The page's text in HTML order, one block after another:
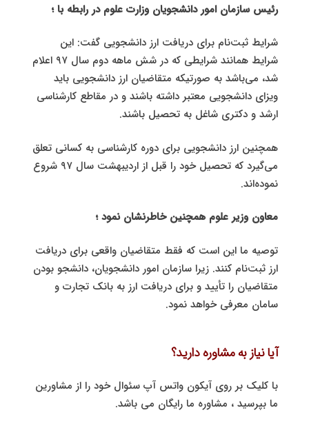
رئیس سازمان امور دانشجویان وزارت علوم در رابطه با ؛
شرایط ثبت‌نام برای دریافت ارز دانشجویی گفت: این
شرایط همانند شرایطی که در شش ماهه دوم سال ۹۷ اعلام
شد، می‌باشد به‌ صورتیکه متقاضیان ارز دانشجویی باید
ویزای دانشجویی معتبر داشته باشند و در مقاطع کارشناسی
ارشد و دکتری شاغل به تحصیل باشند.
همچنین ارز دانشجویی برای دوره کارشناسی به کسانی تعلق
می‌گیرد که تحصیل خود را قبل از اردیبهشت سال ۹۷ شروع
نموده‌اند.
معاون وزیر علوم همچنین خاطرنشان نمود ؛
توصیه ما این است که فقط متقاضیان واقعی برای دریافت
ارز ثبت‌نام کنند. زیرا سازمان امور دانشجویان، دانشجو بودن
متقاضیان را تأیید و برای دریافت ارز به بانک تجارت و
سامان معرفی خواهد نمود.
آیا نیاز به مشاوره دارید؟
با کلیک بر روی آیکون واتس آپ سئوال خود را از مشاورین
ما بپرسید ، مشاوره ما رایگان می باشد.